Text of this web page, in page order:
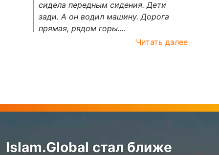
сидела передным сидения. Дети
зади. А он водил машину. Дорога
прямая, рядом горы....
Читать далее
Islam.Global стал ближе